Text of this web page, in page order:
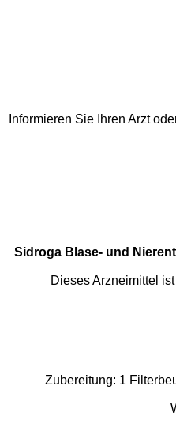
Informieren Sie Ihren Arzt
Sidroga Blase- und
Dieses Arzneimittel
Zubereitung: 1